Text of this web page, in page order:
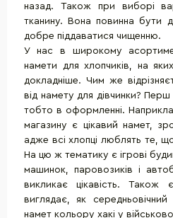
назад. Також при виборі
тканину. Вона повинна бути
добре піддаватися чищенню.
У нас в широкому
намети для хлопчиків, на
докладніше. Чим же
від намету для дівчинки? Перш
тобто в оформленні.
магазину є цікавий намет,
адже всі хлопці люблять те,
На цю ж тематику є ігрові
машинок, паровозиків і
викликає цікавість. Також
виглядає, як
намет кольору хакі у